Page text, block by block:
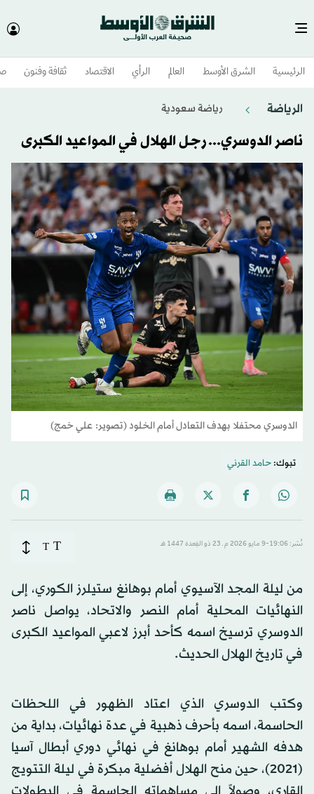
الرئيسية الشرق الأوسط​ العالم الرأي الاقتصاد ثقافة وفنون
الرياضة رياضة سعودية
ناصر الدوسري... رجل الهلال في المواعيد الكبرى
الدوسري محتفلا بهدف التعادل أمام الخلود (تصوير: علي خمج)
تبوك:حامد القرني
نُشر: 19:06-9 مايو 2026 م ـ 23 ذو القِعدة 1447 هـ T
T
من ليلة المجد الآسيوي أمام بوهانغ ستيلرز الكوري، إلى
النهائيات المحلية أمام النصر والاتحاد، يواصل ناصر
الدوسري ترسيخ اسمه كأحد أبرز لاعبي المواعيد الكبرى
في تاريخ الهلال الحديث.
وكتب الدوسري الذي اعتاد الظهور في اللحظات
الحاسمة، اسمه بأحرف ذهبية في عدة نهائيات، بداية من
هدفه الشهير أمام بوهانغ في نهائي دوري أبطال آسيا
(2021)، حين منح الهلال أفضلية مبكرة في ليلة التتويج